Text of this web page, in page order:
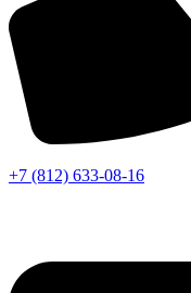
+7 (812) 633-08-16